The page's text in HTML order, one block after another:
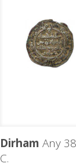
Dirham Any
C.